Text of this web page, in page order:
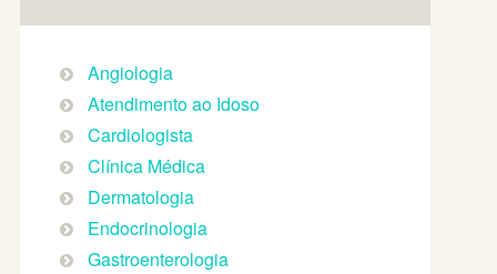
Angiologia
Atendimento ao Idoso
Cardiologista
Clínica Médica
Dermatologia
Endocrinologia
Gastroenterologia